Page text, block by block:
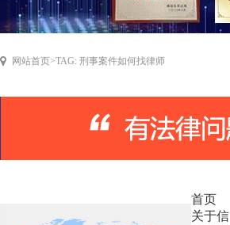
网站首页>TAG: 刑事案件如何找律师
首页
关于信